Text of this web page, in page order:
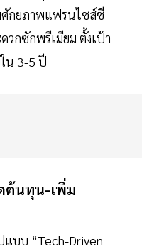
ศักยภาพแฟรนไชส์ซี
กซักพรีเมียม ตั้งเป้า
น 3-5 ปี
ต้นทุน-เพิ่ม
บบ “Tech-Driven